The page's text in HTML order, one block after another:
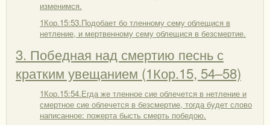
изменимся.
1Кор.15:53.Подобает бо тленному сему облещися в
нетление, и мертвенному сему облещися в безсмертие.
3. Победная над смертию песнь с
кратким увещанием (1Кор.15, 54–58)
1Кор.15:54.Егда же тленное сие облечется в нетление и
смертное сие облечется в безсмертие, тогда будет слово
написанное: пожерта бысть смерть победою.